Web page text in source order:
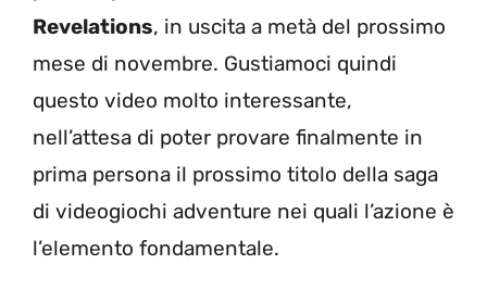
Revelations, in uscita a metà del prossimo
mese di novembre. Gustiamoci quindi
questo video molto interessante,
nell’attesa di poter provare finalmente in
prima persona il prossimo titolo della saga
di videogiochi adventure nei quali l’azione è
l’elemento fondamentale.